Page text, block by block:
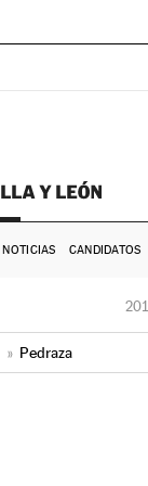
NOTICIAS CANDIDATOS
» Pedraza